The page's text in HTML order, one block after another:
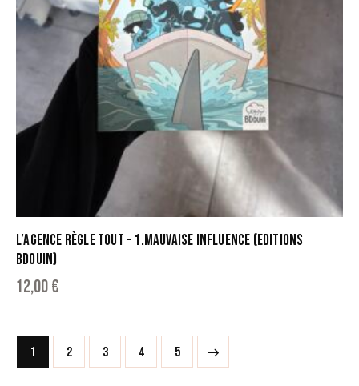
L’AGENCE RÈGLE TOUT – 1.MAUVAISE INFLUENCE (EDITIONS
BDOUIN)
12,00€
1 2 3 4 5
→